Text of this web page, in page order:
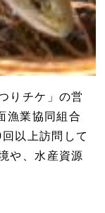
りチケ」の営
漁業協同組合
以上訪問して
や、水産資源